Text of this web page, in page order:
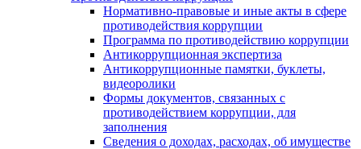
Нормативно-правовые и иные акты в сфере
противодействия коррупции
Программа по противодействию коррупции
Антикоррупционная экспертиза
Антикоррупционные памятки, буклеты,
видеоролики
Формы документов, связанных с
противодействием коррупции, для
заполнения
Сведения о доходах, расходах, об имуществе